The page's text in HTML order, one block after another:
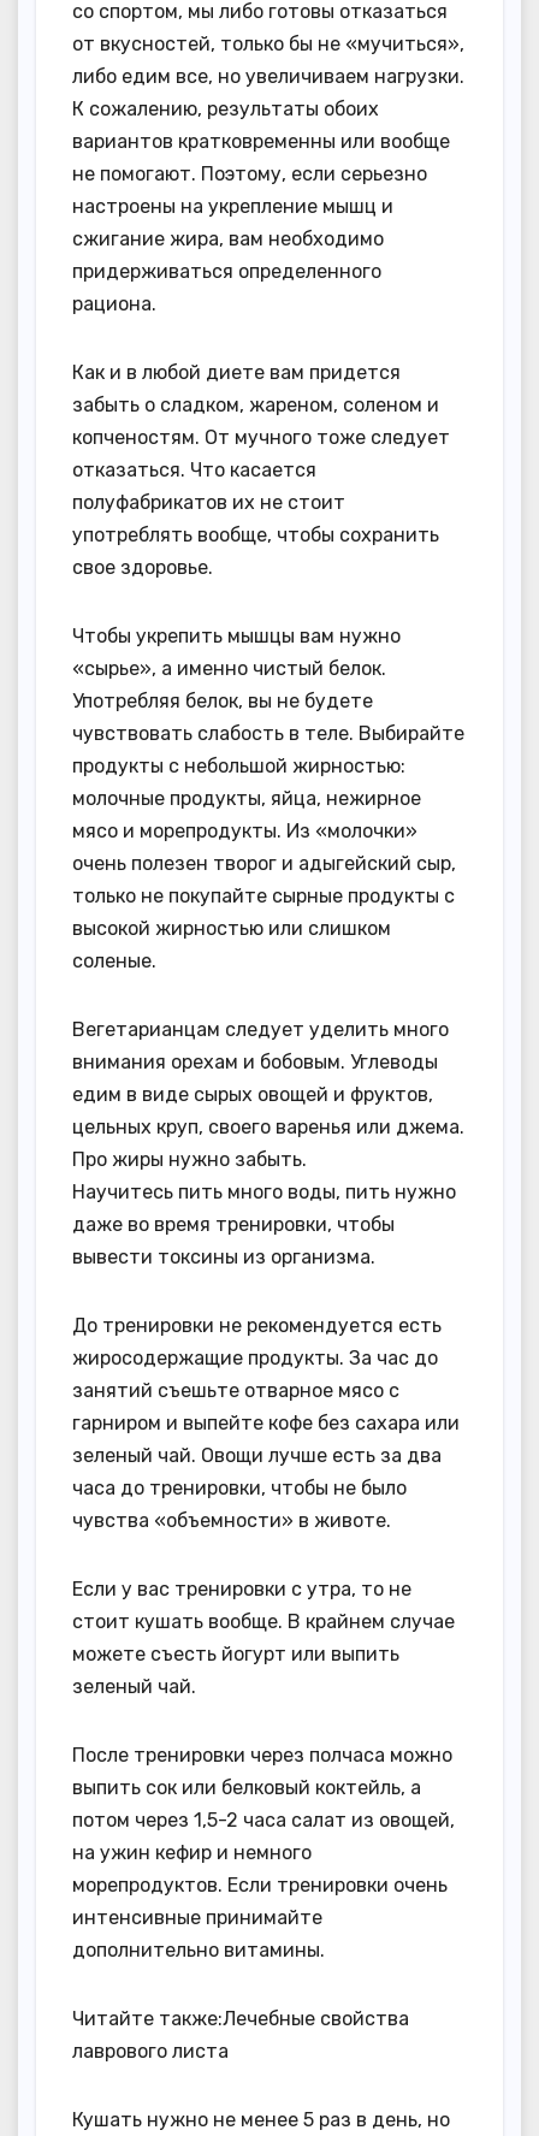
со спортом, мы либо готовы отказаться
от вкусностей, только бы не «мучиться»,
либо едим все, но увеличиваем нагрузки.
К сожалению, результаты обоих
вариантов кратковременны или вообще
не помогают. Поэтому, если серьезно
настроены на укрепление мышц и
сжигание жира, вам необходимо
придерживаться определенного
рациона.
Как и в любой диете вам придется
забыть о сладком, жареном, соленом и
копченостям. От мучного тоже следует
отказаться. Что касается
полуфабрикатов их не стоит
употреблять вообще, чтобы сохранить
свое здоровье.
Чтобы укрепить мышцы вам нужно
«сырье», а именно чистый белок.
Употребляя белок, вы не будете
чувствовать слабость в теле. Выбирайте
продукты с небольшой жирностью:
молочные продукты, яйца, нежирное
мясо и морепродукты. Из «молочки»
очень полезен творог и адыгейский сыр,
только не покупайте сырные продукты с
высокой жирностью или слишком
соленые.
Вегетарианцам следует уделить много
внимания орехам и бобовым. Углеводы
едим в виде сырых овощей и фруктов,
цельных круп, своего варенья или джема.
Про жиры нужно забыть.
Научитесь пить много воды, пить нужно
даже во время тренировки, чтобы
вывести токсины из организма.
До тренировки не рекомендуется есть
жиросодержащие продукты. За час до
занятий съешьте отварное мясо с
гарниром и выпейте кофе без сахара или
зеленый чай. Овощи лучше есть за два
часа до тренировки, чтобы не было
чувства «объемности» в животе.
Если у вас тренировки с утра, то не
стоит кушать вообще. В крайнем случае
можете съесть йогурт или выпить
зеленый чай.
После тренировки через полчаса можно
выпить сок или белковый коктейль, а
потом через 1,5-2 часа салат из овощей,
на ужин кефир и немного
морепродуктов. Если тренировки очень
интенсивные принимайте
дополнительно витамины.
Читайте также:Лечебные свойства
лаврового листа
Кушать нужно не менее 5 раз в день, но